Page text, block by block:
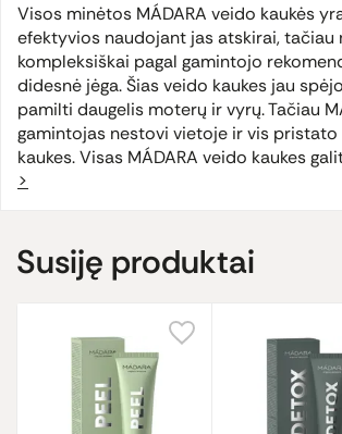
Visos minėtos MÁDARA veido kaukės
efektyvios naudojant jas atskirai, tačiau
kompleksiškai pagal gamintojo
didesnė jėga. Šias veido kaukes jau
pamilti daugelis moterų ir vyrų. Tačiau
gamintojas nestovi vietoje ir vis pristato
kaukes. Visas MÁDARA veido kaukes
>
Susiję produktai